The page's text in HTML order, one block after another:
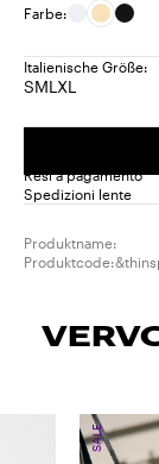
Farbe:
Italienische Größe:
SGröße:
MGröße:
LGröße:
XLGröße:
Resi a pagamento
Spedizioni lente
Produktname:
SALE